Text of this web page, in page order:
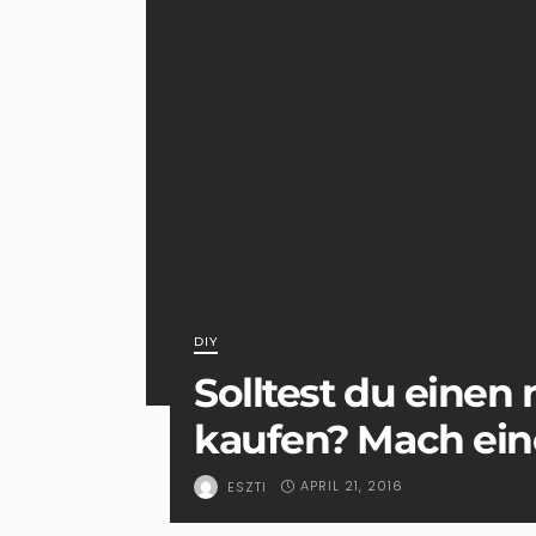
DIY
Solltest du einen
kaufen? Mach
ESZTI APRIL 21, 2016